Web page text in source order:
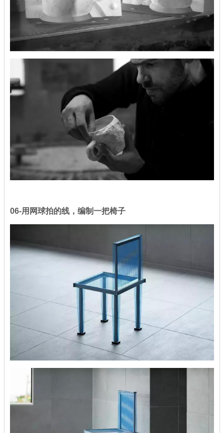
06-用网球拍的线，编制一把椅子